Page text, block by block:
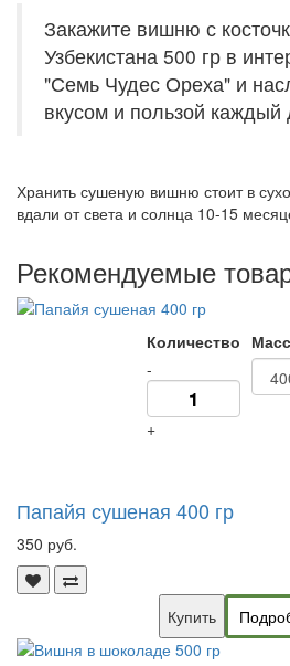
Закажите вишню с
Узбекистана 500 гр в
"Семь Чудес Ореха" и
вкусом и пользой каждый
Хранить сушеную вишню стоит в
вдали от света и солнца 10-15
Рекомендуемые
Количество
-
+
Папайя сушеная 400 гр
350 руб.
Купить